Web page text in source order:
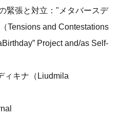
緊張と対立："メタバースデ
Tensions and Contestations
Project and/as Self-
ィキナ（Liudmila